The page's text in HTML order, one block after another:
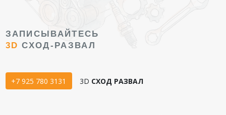
ЗАПИСЫВАЙТЕСЬ
3D СХОД-РАЗВАЛ
+7 925 780 3131 3D СХОД РАЗВАЛ